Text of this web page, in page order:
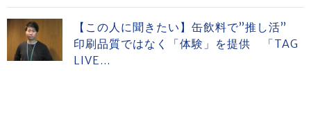
【この人に聞きたい】缶飲料で”推し活”
印刷品質ではなく「体験」を提供 「TAG
LIVE...